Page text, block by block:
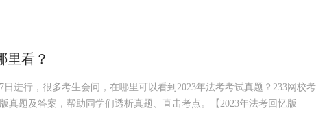
里看？
日进行，很多考生会问，在哪里可以看到2023年法考考试真题？233网校考
真题及答案，帮助同学们透析真题、直击考点。【2023年法考回忆版